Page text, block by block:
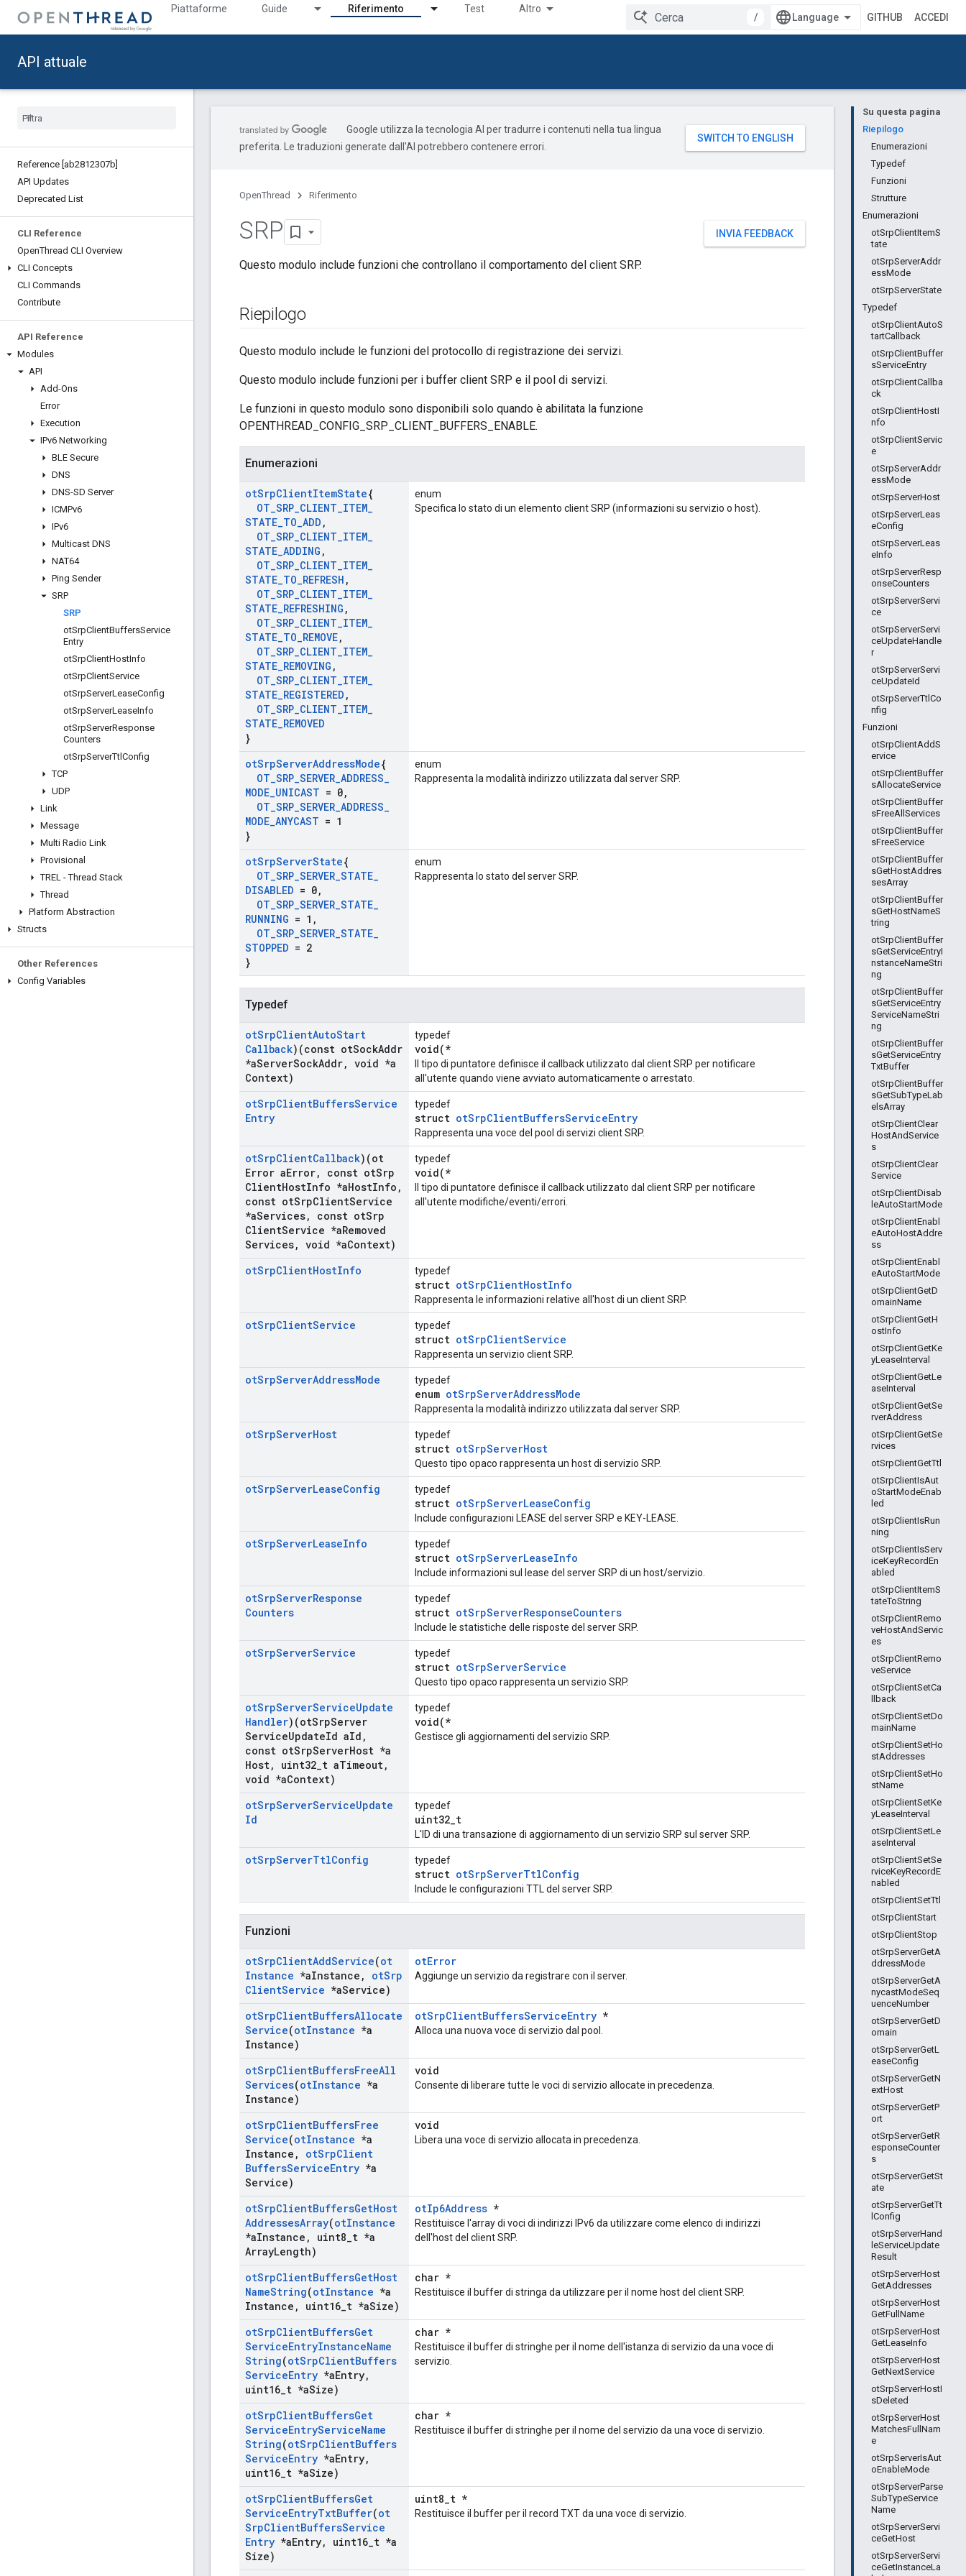
Piattaforme Guide Riferimento Test Altro
/ GITHUB ACCEDI
API attuale
Reference [ab2812307b]
API Updates
Deprecated List
CLI Reference
OpenThread CLI Overview
CLI Concepts
CLI Commands
Contribute
API Reference
Modules
API
Add-Ons
Error
Execution
IPv6 Networking
BLE Secure
DNS
DNS-SD Server
ICMPv6
IPv6
Multicast DNS
NAT64
Ping Sender
SRP
SRP
otSrpClientBuffersService
Entry
otSrpClientHostInfo
otSrpClientService
otSrpServerLeaseConfig
otSrpServerLeaseInfo
otSrpServerResponse
Counters
otSrpServerTtl Config
TCP
UDP
Link
Message
Multi Radio Link
Provisional
TREL - Thread Stack
Thread
Platform Abstraction
Structs
Other References
Config Variables
Su questa pagina
Riepilogo
Enumerazioni
Typedef
Funzioni
Strutture
Enumerazioni
otSrpClientItemS
tate
otSrpServerAddr
essMode
otSrpServerState
Typedef
otSrpClientAutoS
tartCallback
otSrpClientBuffer
sServiceEntry
otSrpClientCallba
ck
otSrpClientHostI
nfo
otSrpClientServic
e
otSrpServerAddr
essMode
otSrpServerHost
otSrpServerLeas
eConfig
otSrpServerLeas
eInfo
otSrpServerResp
onseCounters
otSrpServerServi
ce
otSrpServerServi
ceUpdateHandle
r
otSrpServerServi
ceUpdateId
otSrpServerTtlCo
nfig
Funzioni
otSrpClientAddS
ervice
otSrpClientBuffer
sAllocateService
otSrpClientBuffer
sFreeAllServices
otSrpClientBuffer
sFreeService
otSrpClientBuffer
sGetHostAddres
sesArray
otSrpClientBuffer
sGetHostNameS
tring
otSrpClientBuffer
sGetServiceEntryI
nstanceNameStri
ng
otSrpClientBuffer
sGetServiceEntry
ServiceNameStri
ng
otSrpClientBuffer
sGetServiceEntry
TxtBuffer
otSrpClientBuffer
sGetSubTypeLab
elsArray
otSrpClientClear
HostAndService
s
otSrpClientClear
Service
otSrpClientDisab
leAutoStartMode
otSrpClientEnabl
eAutoHostAddre
ss
otSrpClientEnabl
eAutoStartMode
otSrpClientGetD
omainName
otSrpClientGetH
ostInfo
otSrpClientGetKe
yLeaseInterval
otSrpClientGetLe
aseInterval
otSrpClientGetSe
rverAddress
otSrpClientGetSe
rvices
otSrpClientGetTtl
otSrpClientIsAut
oStartModeEnab
led
otSrpClientIsRun
ning
otSrpClientIsServ
iceKeyRecordEn
abled
otSrpClientItemS
tateToString
otSrpClientRemo
veHostAndServic
es
otSrpClientRemo
veService
otSrpClientSetCa
llback
otSrpClientSetDo
mainName
otSrpClientSetHo
stAddresses
otSrpClientSetHo
stName
otSrpClientSetKe
yLeaseInterval
otSrpClientSetLe
aseInterval
otSrpClientSetSe
rviceKeyRecordE
nabled
otSrpClientSetTtl
otSrpClientStart
otSrpClientStop
otSrpServerGetA
ddressMode
otSrpServerGetA
nycastModeSeq
uenceNumber
otSrpServerGetD
omain
otSrpServerGetL
easeConfig
otSrpServerGetN
extHost
otSrpServerGetP
ort
otSrpServerGetR
esponseCounter
s
otSrpServerGetSt
ate
otSrpServerGetTt
lConfig
otSrpServerHand
leServiceUpdate
Result
otSrpServerHost
GetAddresses
otSrpServerHost
GetFullName
otSrpServerHost
GetLeaseInfo
otSrpServerHost
GetNextService
otSrpServerHostI
sDeleted
otSrpServerHost
MatchesFullNam
e
otSrpServerIsAut
oEnableMode
otSrpServerParse
SubTypeService
Name
otSrpServerServi
ceGetHost
otSrpServerServi
ceGetInstanceLa
Google utilizza la tecnologia AI per tradurre i contenuti nella tua lingua
preferita. Le traduzioni generate dall'AI potrebbero contenere errori.
OpenThread Riferimento
INVIA FEEDBACK
SRP
Questo modulo include funzioni che controllano il comportamento del client SRP.
Riepilogo
Questo modulo include le funzioni del protocollo di registrazione dei servizi.
Questo modulo include funzioni per i buffer client SRP e il pool di servizi.
Le funzioni in questo modulo sono disponibili solo quando è abilitata la funzione
OPENTHREAD_CONFIG_SRP_CLIENT_BUFFERS_ENABLE.
Enumerazioni
otSrpClientItemState{
OT_SRP_CLIENT_ITEM_
STATE_TO_ADD ,
OT_SRP_CLIENT_ITEM_
STATE_ADDING ,
OT_SRP_CLIENT_ITEM_
STATE_TO_REFRESH ,
OT_SRP_CLIENT_ITEM_
STATE_REFRESHING ,
OT_SRP_CLIENT_ITEM_
STATE_TO_REMOVE,
OT_SRP_CLIENT_ITEM_
STATE_REMOVING ,
OT_SRP_CLIENT_ITEM_
STATE_REGISTERED ,
OT_SRP_CLIENT_ITEM_
STATE_REMOVED
}
enum
Specifica lo stato di un elemento client SRP (informazioni su servizio o host).
otSrpServerAddressMode{
OT_SRP_SERVER_ADDRESS_
MODE_UNICAST = 0,
OT_SRP_SERVER_ADDRESS_
MODE_ANYCAST = 1
}
enum
Rappresenta la modalità indirizzo utilizzata dal server SRP.
otSrpServerState{
OT_SRP_SERVER_STATE_
DISABLED = 0,
OT_SRP_SERVER_STATE_
RUNNING = 1 ,
OT_SRP_SERVER_STATE_
STOPPED = 2
}
enum
Rappresenta lo stato del server SRP.
Typedef
otSrpClientAutoStart
Callback)(const otSockAddr
*aServerSockAddr, void *a
Context)
typedef
void(*
Il tipo di puntatore definisce il callback utilizzato dal client SRP per notificare
all'utente quando viene avviato automaticamente o arrestato.
otSrpClientBuffersService
Entry
typedef
struct otSrpClientBuffersServiceEntry
Rappresenta una voce del pool di servizi client SRP.
otSrpClientCallback)(ot
Error aError, const otSrp
ClientHostInfo *aHostInfo ,
const otSrpClientService
*aServices, const otSrp
ClientService *aRemoved
Services, void *aContext)
typedef
void(*
Il tipo di puntatore definisce il callback utilizzato dal client SRP per notificare
all'utente modifiche/eventi/errori.
otSrpClientHostInfo typedef
struct otSrpClientHostInfo
Rappresenta le informazioni relative all'host di un client SRP.
otSrpClientService typedef
struct otSrpClientService
Rappresenta un servizio client SRP.
otSrpServerAddressMode typedef
enum otSrpServerAddressMode
Rappresenta la modalità indirizzo utilizzata dal server SRP.
otSrpServerHost typedef
struct otSrpServerHost
Questo tipo opaco rappresenta un host di servizio SRP.
otSrpServerLeaseConfig typedef
struct otSrpServerLeaseConfig
Include configurazioni LEASE del server SRP e KEY-LEASE.
otSrpServerLeaseInfo typedef
struct otSrpServerLeaseInfo
Include informazioni sul lease del server SRP di un host/servizio.
otSrpServerResponse
Counters
typedef
struct otSrpServerResponseCounters
Include le statistiche delle risposte del server SRP.
otSrpServerService typedef
struct otSrpServerService
Questo tipo opaco rappresenta un servizio SRP.
otSrpServerServiceUpdate
Handler)(otSrpServer
ServiceUpdateId aId ,
const otSrpServerHost *a
Host, uint32 t aTimeout,
void *aContext)
typedef
void(*
Gestisce gli aggiornamenti del servizio SRP.
otSrpServerServiceUpdate
Id
typedef
uint32_t
L'ID di una transazione di aggiornamento di un servizio SRP sul server SRP.
otSrpServerTtlConfig typedef
struct otSrpServerTtlConfig
Include le configurazioni TTL del server SRP.
Funzioni
otSrpClientAddService(ot
Instance *aInstance , otSrp
ClientService *aService)
otError
Aggiunge un servizio da registrare con il server.
otSrpClientBuffersAllocate
Service(otInstance *a
Instance)
otSrpClientBuffersServiceEntry *
Alloca una nuova voce di servizio dal pool.
otSrpClientBuffersFreeAll
Services(otInstance *a
Instance)
void
Consente di liberare tutte le voci di servizio allocate in precedenza.
otSrpClientBuffersFree
Service(otInstance *a
Instance , otSrpClient
BuffersServiceEntry *a
Service)
void
Libera una voce di servizio allocata in precedenza.
otSrpClientBuffersGetHost
AddressesArray(otInstance
*aInstance , uint8 t *a
ArrayLength)
otIp6Address *
Restituisce l'array di voci di indirizzi IPv6 da utilizzare come elenco di indirizzi
dell'host del client SRP.
otSrpClientBuffersGetHost
NameString(otInstance *a
Instance , uint16 t *aSize)
char *
Restituisce il buffer di stringa da utilizzare per il nome host del client SRP.
otSrpClientBuffersGet
ServiceEntryInstanceName
String(otSrpClientBuffers
ServiceEntry *aEntry,
uint16 t *aSize)
char *
Restituisce il buffer di stringhe per il nome dell'istanza di servizio da una voce di
servizio.
otSrpClientBuffersGet
ServiceEntryServiceName
String(otSrpClientBuffers
ServiceEntry *aEntry,
uint16 t *aSize)
char *
Restituisce il buffer di stringhe per il nome del servizio da una voce di servizio.
otSrpClientBuffersGet
ServiceEntryTxtBuffer(ot
SrpClientBuffersService
Entry *aEntry, uint16 t *a
Size)
uint8_t *
Restituisce il buffer per il record TXT da una voce di servizio.